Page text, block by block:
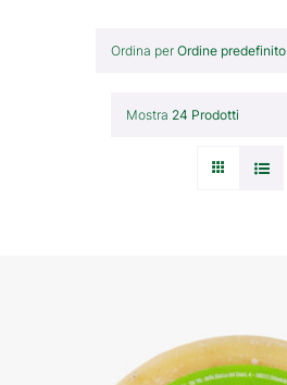
Ordina perOrdine predefinito
Mostra 24 Prodotti